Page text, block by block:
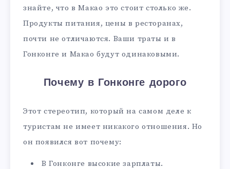
знайте, что в Макао это стоит столько же.
Продукты питания, цены в ресторанах,
почти не отличаются. Ваши траты и в
Гонконге и Макао будут одинаковыми.
Почему в Гонконге дорого
Этот стереотип, который на самом деле к
туристам не имеет никакого отношения. Но
он появился вот почему:
В Гонконге высокие зарплаты.